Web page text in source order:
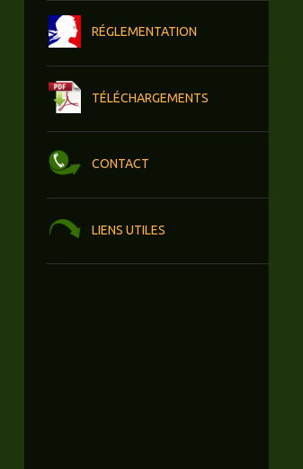
RÉGLEMENTATION
TÉLÉCHARGEMENTS
CONTACT
LIENS UTILES